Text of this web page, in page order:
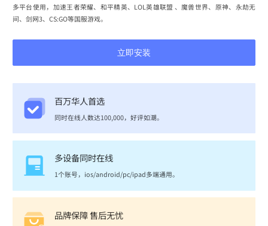
多平台使用，加速王者荣耀、和平精英、LOL英雄联盟 、魔兽世界、原神、永劫无
间、剑网3、CS:GO等国服游戏。
立即安装
百万华人首选
同时在线人数达100,000，好评如潮。
多设备同时在线
1个账号，ios/android/pc/ipad多端通用。
品牌保障 售后无忧